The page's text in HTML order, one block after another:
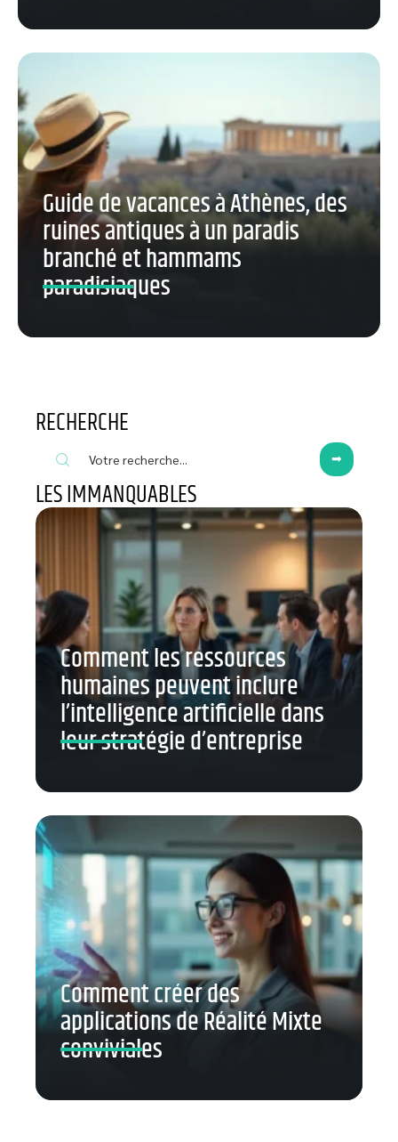
Guide de vacances à Athènes, des
ruines antiques à un paradis
branché et hammams
paradisiaques
RECHERCHE
LES IMMANQUABLES
Comment les ressources
humaines peuvent inclure
l’intelligence artificielle dans
leur stratégie d’entreprise
Comment créer des
applications de Réalité Mixte
conviviales